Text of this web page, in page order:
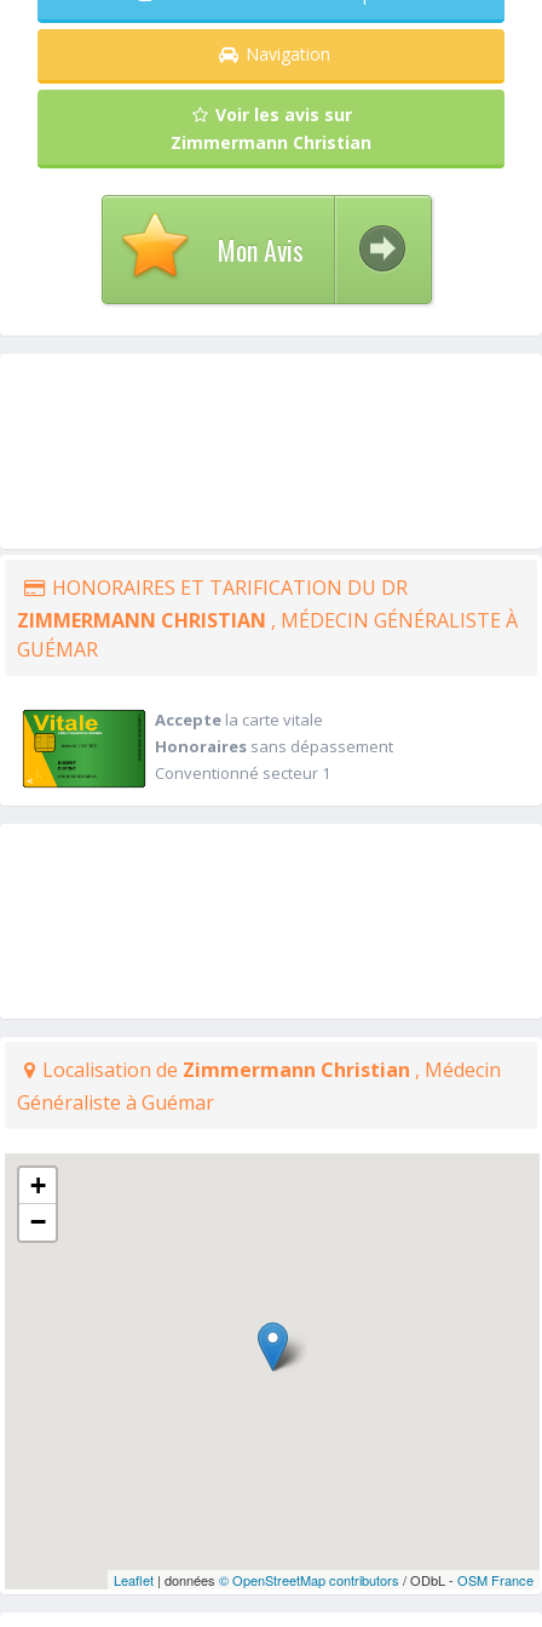
Navigation
Voir les avis sur
Zimmermann Christian
Mon Avis
HONORAIRES ET TARIFICATION DU DR
ZIMMERMANN CHRISTIAN , MÉDECIN GÉNÉRALISTE À
GUÉMAR
Acceptela carte vitale
Honorairessans dépassement
Conventionné secteur 1
Localisation de Zimmermann Christian , Médecin
Généraliste à Guémar
+
−
Leaflet| données © OpenStreetMap contributors / ODbL - OSM France